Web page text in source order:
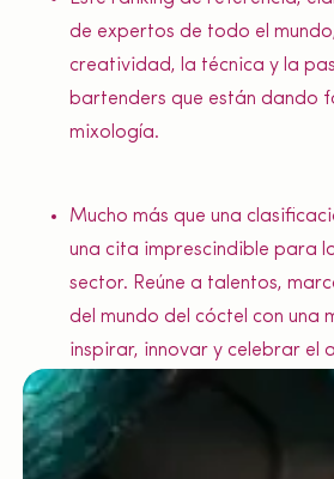
de expertos de todo el
creatividad, la técnica y la
bartenders que están dando
mixología.
Mucho más que una
una cita imprescindible para
sector. Reúne a talentos,
del mundo del cóctel con una
inspirar, innovar y celebrar el